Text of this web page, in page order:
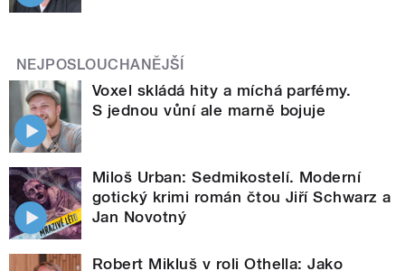
NEJPOSLOUCHANĚJŠÍ
Voxel skládá hity a míchá parfémy.
S jednou vůní ale marně bojuje
Miloš Urban: Sedmikostelí. Moderní
gotický krimi román čtou Jiří Schwarz a
Jan Novotný
Robert Mikluš v roli Othella: Jako